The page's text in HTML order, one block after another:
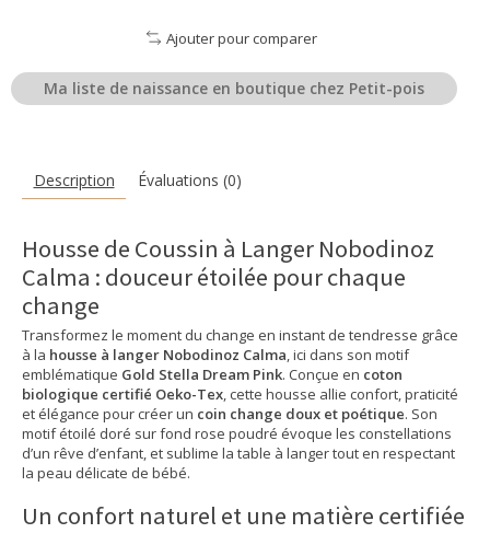
Ajouter pour comparer
Ma liste de naissance en boutique chez Petit-pois
Description Évaluations (0)
Housse de Coussin à Langer Nobodinoz
Calma : douceur étoilée pour chaque
change
Transformez le moment du change en instant de tendresse grâce
à la housse à langer Nobodinoz Calma, ici dans son motif
emblématique Gold Stella Dream Pink. Conçue en coton
biologique certifié Oeko-Tex, cette housse allie confort, praticité
et élégance pour créer un coin change doux et poétique. Son
motif étoilé doré sur fond rose poudré évoque les constellations
d’un rêve d’enfant, et sublime la table à langer tout en respectant
la peau délicate de bébé.
Un confort naturel et une matière certifiée